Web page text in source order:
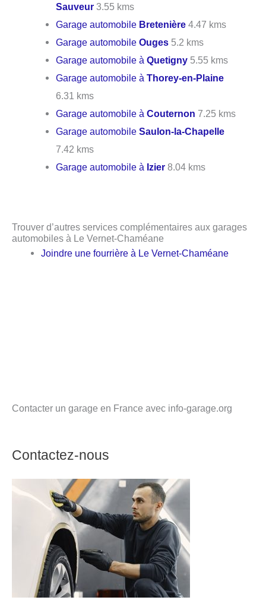
Sauveur 3.55 kms
Garage automobile Bretenière 4.47 kms
Garage automobileOuges 5.2 kms
Garage automobile àQuetigny 5.55 kms
Garage automobile àThorey-en-Plaine
6.31 kms
Garage automobile àCouternon 7.25 kms
Garage automobileSaulon-la-Chapelle
7.42 kms
Garage automobile à Izier 8.04 kms
Trouver d’autres services complémentaires aux garages
automobiles à Le Vernet-Chaméane
Joindre une fourrière à Le Vernet-Chaméane
Contacter un garage en France avec info-garage.org
Contactez-nous